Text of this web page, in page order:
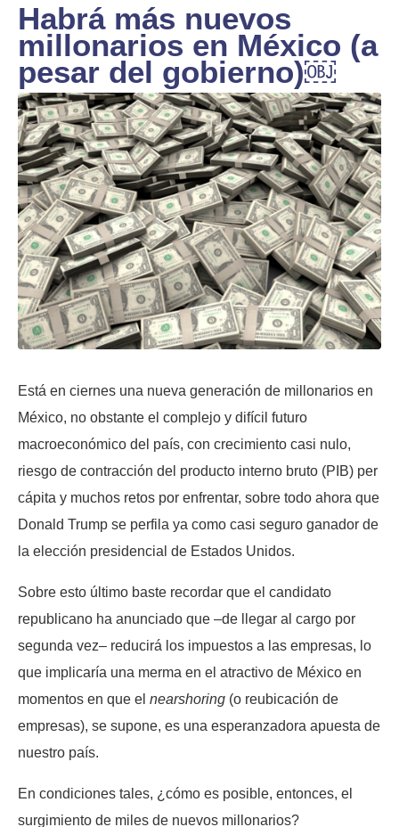
Habrá más nuevos
millonarios en México (a
pesar del gobierno)￼
Está en ciernes una nueva generación de millonarios en
México, no obstante el complejo y difícil futuro
macroeconómico del país, con crecimiento casi nulo,
riesgo de contracción del producto interno bruto (PIB) per
cápita y muchos retos por enfrentar, sobre todo ahora que
Donald Trump se perfila ya como casi seguro ganador de
la elección presidencial de Estados Unidos.
Sobre esto último baste recordar que el candidato
republicano ha anunciado que –de llegar al cargo por
segunda vez– reducirá los impuestos a las empresas, lo
que implicaría una merma en el atractivo de México en
momentos en que el nearshoring (o reubicación de
empresas), se supone, es una esperanzadora apuesta de
nuestro país.
En condiciones tales, ¿cómo es posible, entonces, el
surgimiento de miles de nuevos millonarios?